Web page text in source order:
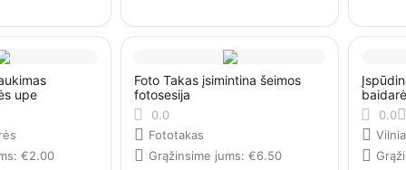
upe
€2.00
Foto Takas įsimintina šeimos
fotosesija
0.0
Fototakas
Grąžinsime jums: €6.50
0.0